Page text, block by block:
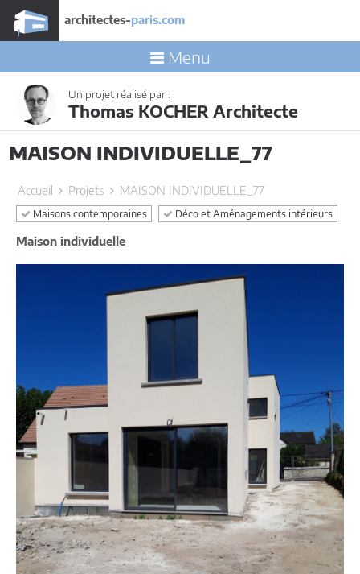
architectes-paris.com
Menu
Un projet réalisé par :
Thomas KOCHER Architecte
MAISON INDIVIDUELLE_77
Accueil Projets MAISON INDIVIDUELLE_77
Maisons contemporaines Déco et Aménagements intérieurs
Maison individuelle